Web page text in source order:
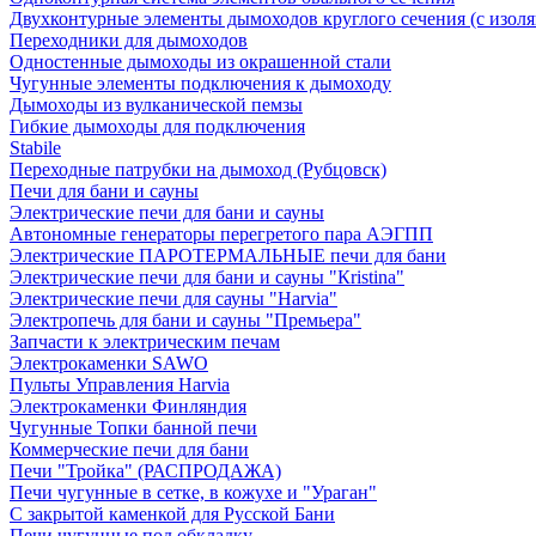
Двухконтурные элементы дымоходов круглого сечения (с
Переходники для дымоходов
Одностенные дымоходы из окрашенной стали
Чугунные элементы подключения к дымоходу
Дымоходы из вулканической пемзы
Гибкие дымоходы для подключения
Stabile
Переходные патрубки на дымоход (Рубцовск)
Печи для бани и сауны
Электрические печи для бани и сауны
Автономные генераторы перегретого пара АЭГПП
Электрические ПАРОТЕРМАЛЬНЫЕ печи для бани
Электрические печи для бани и сауны "Кristina"
Электрические печи для сауны "Harvia"
Электропечь для бани и сауны "Премьера"
Запчасти к электрическим печам
Электрокаменки SAWO
Пульты Управления Harvia
Электрокаменки Финляндия
Чугунные Топки банной печи
Коммерческие печи для бани
Печи "Тройка" (РАСПРОДАЖА)
Печи чугунные в сетке, в кожухе и "Ураган"
С закрытой каменкой для Русской Бани